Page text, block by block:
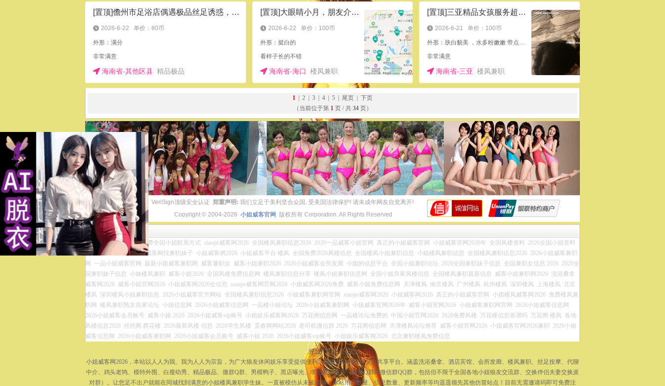
[置顶]儋州市足浴店偶遇极品丝足诱惑，撩得你欲火焚身
2026-6-22 单价：80币
外形：满分
非常满意
海南省-其他区县 精品极品
[置顶]大眼睛小月，朋友介绍的
2026-6-22 单价：100币
外形：挺白的
看样子长的不错
海南省-海口 楼凤兼职
[置顶]三亚精品女孩服务超级好
2026-6-21 单价：100币
外形：肤白貌美 ，水多粉嫩嫩 带点可爱热情主动 清纯甜美
非常满意
海南省-三亚 楼凤兼职
1 2 3 4 5 尾页
下页
（当前位于第 1页 / 共 34页）
VeriSign顶级安全认证 郑重声明: 我们立足于美利坚合众国, 受美国法律保护! 请未成年网友自觉离开!
Copyright © 2004-2026 小姐威客官网 版权所有 Corporation. All Rights Reserved
友情链接
小姐威客兼职网官网 免费全国小姐联系方式 xiaojie威客网2026 全国楼凤兼职信息2026 2026一品威客小姐官网 真正的小姐威客官网 小姐威客官网2026年 全国凤楼资料
2026全国小姐资料
zip
全国各地凤楼资源 威客网找兼职妹子 小姐威客網2026 小姐威客平台 楼凤 全国免费2026凤楼信息 全国楼凤小姐兼职信息 小姐楼凤兼职信息 全国楼凤兼职信息2026 2026小姐威客兼职
网
一品小姐威客官网 最新小姐威客兼职网 威客兼职女 威客小姐兼职2026 2026小姐威客会所发廊 小姐的信息平台 全国小姐兼职论坛 2026全国兼职妹子信息 全国兼职女信息 2026 2026全
国兼职妹子信息 小妹楼凤兼职 威客小姐2026 全国凤楼免费信息网 楼凤兼职信息分享 楼凤小姐兼职信息网 全国小姐良家凤楼信息 全国楼凤兼职最新信息 威客小姐兼职网2026 洗浴桑拿
威客网2026 威客小姐官网2026 小姐威客网2026全信息 xiaojie威客网官网2026 小姐威客网2026免费 威客小姐免费信息网 天津楼凤 南京楼凤 广州楼凤 杭州楼凤 深圳楼凤 上海楼凤 北京
楼凤 深圳楼凤小姐兼职信息 2026小姐威客官方网站 全国楼凤兼职信息2026 小姐威客兼职网官网 xiaojie威客网2026 小姐威客网2026 真正的小姐威客官网 小姐楼凤威客网2026 免费楼凤兼
职网
楼凤兼职熟女良家论坛 小姐信息网 2026小姐威客信息网 一品楼小姐论坛 2026小姐威客兼职网 小姐威客官网2026年 威客小姐官网2026 小姐威客兼职网官网
2026小姐威客信息网
2026小姐威客会员账号 威客小姐 2026 2026小姐威客vip账号 小姐娱乐威客网2026 万花阁信息网 一品楼论坛免费的 中国小姐官网2026 2026免费凤楼 万花楼信息靠谱吗 万花阁 楼凤 各地
凤楼信息2026 丝丝阁 爬花楼 2026最新凤楼 信息 2026学生凤楼 觅春网网站2026 老司机微信群 2026 万花阁信息网 天津楼凤论坛推荐 威客小姐官网2026 小姐威客官网2026兼职 2026小姐
威客信息网
2026小姐威客兼职网 2026小姐威客会员账号 威客小姐 2026 2026小姐威客vip账号 小姐娱乐威客网2026 北京兼职楼凤免费信息
投放广告点击此处
小姐威客网2026，本站以人人为我、我为人人为宗旨，为广大狼友休闲娱乐享受提供便利，是最专业的性息交流共享平台。涵盖洗浴桑拿、酒店宾馆、会所发廊、楼凤兼职、丝足按摩、代聊
中介、鸡头老鸨、模特外围、白瘦幼秀、精品极品、微群Q群、男模鸭子、黑店曝光、求包养等板块（微群Q群即微信群QQ群，包括但不限于全国各地小姐狼友交流群、交换伴侣夫妻交换派
对群）。让您足不出户就能在同城找到满意的小姐楼凤兼职学生妹。一直被模仿从未被超越！本站用户数量、信息数量、更新频率等均遥遥领先其他仿冒站点！目前无需邀请码即可免费注